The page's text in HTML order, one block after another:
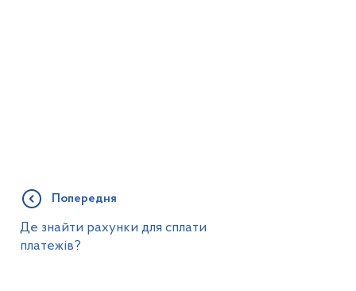
Попередня
Де знайти рахунки для сплати
платежів?